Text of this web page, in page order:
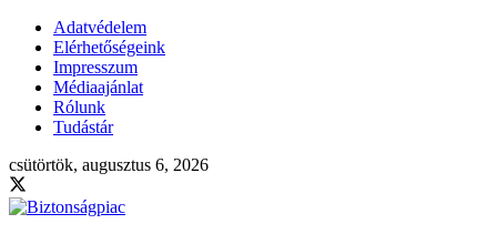
Adatvédelem
Elérhetőségeink
Impresszum
Médiaajánlat
Rólunk
Tudástár
csütörtök, augusztus 6, 2026